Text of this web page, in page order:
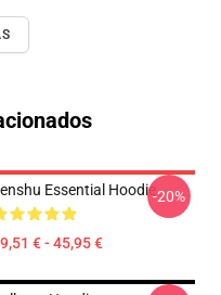
Essential Hoodie
€ - 45,95 €
-20%